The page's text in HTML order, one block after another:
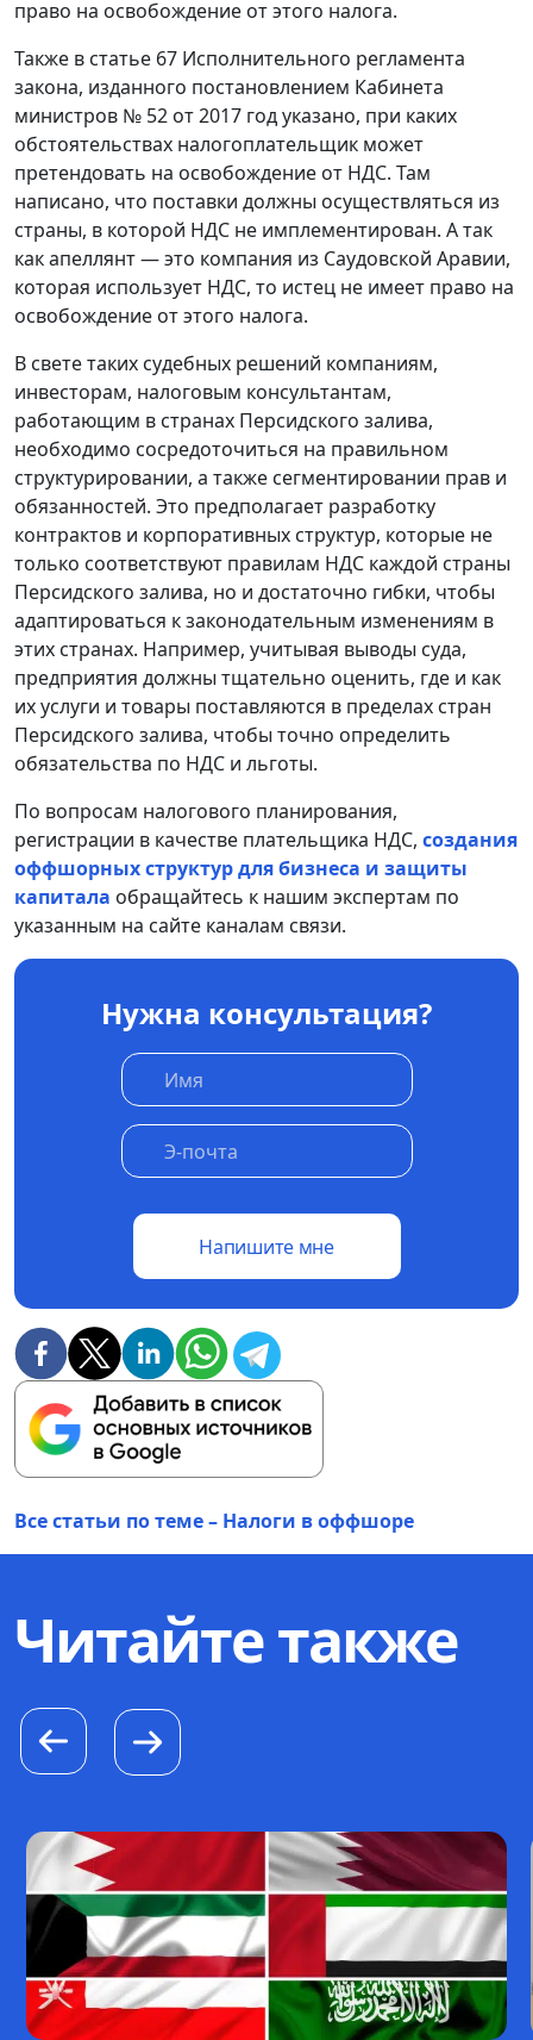
право на освобождение от этого налога.
Также в статье 67 Исполнительного регламента
закона, изданного постановлением Кабинета
министров № 52 от 2017 год указано, при каких
обстоятельствах налогоплательщик может
претендовать на освобождение от НДС. Там
написано, что поставки должны осуществляться из
страны, в которой НДС не имплементирован. А так
как апеллянт — это компания из Саудовской Аравии,
которая использует НДС, то истец не имеет право на
освобождение от этого налога.
В свете таких судебных решений компаниям,
инвесторам, налоговым консультантам,
работающим в странах Персидского залива,
необходимо сосредоточиться на правильном
структурировании, а также сегментировании прав и
обязанностей. Это предполагает разработку
контрактов и корпоративных структур, которые не
только соответствуют правилам НДС каждой страны
Персидского залива, но и достаточно гибки, чтобы
адаптироваться к законодательным изменениям в
этих странах. Например, учитывая выводы суда,
предприятия должны тщательно оценить, где и как
их услуги и товары поставляются в пределах стран
Персидского залива, чтобы точно определить
обязательства по НДС и льготы.
По вопросам налогового планирования,
регистрации в качестве плательщика НДС, создания
оффшорных структур для бизнеса и защиты
капитала обращайтесь к нашим экспертам по
указанным на сайте каналам связи.
Нужна консультация?
Напишите мне
Все статьи по теме – Налоги в оффшоре
Читайте также